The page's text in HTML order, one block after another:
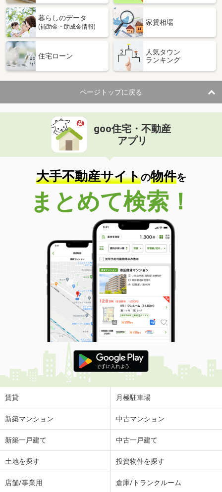
暮らしのデータ
(補助金・助成金情報)
家賃相場
住宅ローン
人気タウン
ランキング
ページトップに戻る
goo住宅・不動産
アプリ
大手不動産サイトの物件を
まとめて検索！
賃貸 月極駐車場
新築マンション 中古マンション
新築一戸建て 中古一戸建て
土地を探す 投資物件を探す
店舗/事業用 倉庫/トランクルーム